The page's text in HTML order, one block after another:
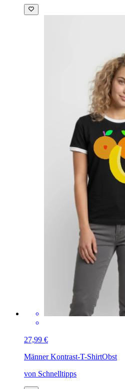
27,99 €
Männer Kontrast-T-ShirtObst
von Schnelltipps